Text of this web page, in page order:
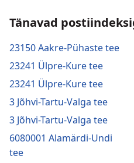
Tänavad
23150 Aakre-Pühaste tee
23241 Ülpre-Kure tee
23241 Ülpre-Kure tee
3 Jõhvi-Tartu-Valga tee
3 Jõhvi-Tartu-Valga tee
6080001 Alamärdi-Undi
tee